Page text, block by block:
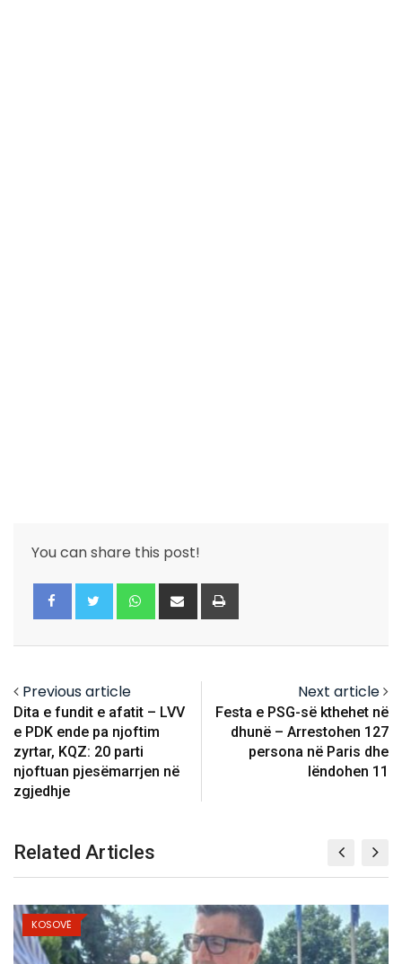
You can share this post!
Whatsapp
Share
via
Previous article
Dita e fundit e afatit – LVV
e PDK ende pa njoftim
zyrtar, KQZ: 20 parti
njoftuan pjesëmarrjen në
zgjedhje
Next article
Festa e PSG-së kthehet në
dhunë – Arrestohen 127
persona në Paris dhe
lëndohen 11
Related Articles
KOSOVË